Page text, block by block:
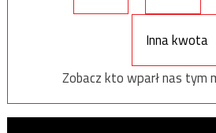
Inna kwota
Zobacz kto wparł nas tym